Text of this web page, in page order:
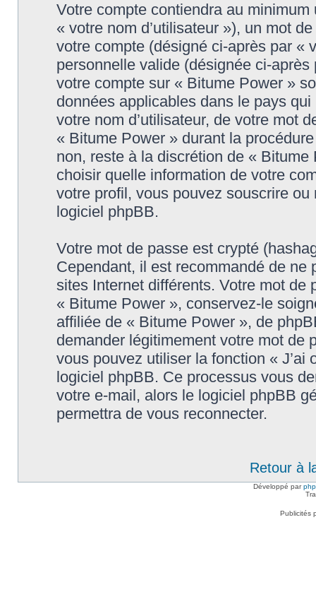
Votre compte contiendra au
« votre nom d’utilisateur »), un mot
votre compte (désigné ci-après par «
personnelle valide (désignée ci-
votre compte sur « Bitume Power »
données applicables dans le pays
votre nom d’utilisateur, de votre mot
« Bitume Power » durant la
non, reste à la discrétion de «
choisir quelle information de votre
votre profil, vous pouvez souscrire ou
logiciel phpBB.
Votre mot de passe est crypté
Cependant, il est recommandé de
sites Internet différents. Votre mot de
« Bitume Power », conservez-le
affiliée de « Bitume Power », de
demander légitimement votre mot de
vous pouvez utiliser la fonction «
logiciel phpBB. Ce processus vous
votre e-mail, alors le logiciel phpBB
permettra de vous reconnecter.
Retour à
Développé par
Publicités